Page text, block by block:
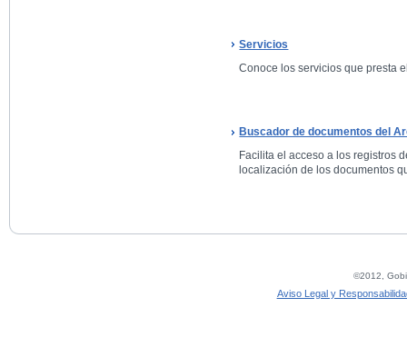
Servicios
Conoce los servicios que presta
Buscador de documentos del
Facilita el acceso a los registros
localización de los documentos
©2012,
Aviso Legal y